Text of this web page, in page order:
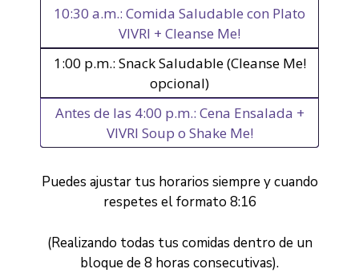
10:30 a.m.: Comida Saludable con Plato
VIVRI + Cleanse Me!
1:00 p.m.: Snack Saludable (Cleanse Me!
opcional)
Antes de las 4:00 p.m.: Cena Ensalada +
VIVRI Soup o Shake Me!
Puedes ajustar tus horarios siempre y cuando
respetes el formato 8:16
(Realizando todas tus comidas dentro de un
bloque de 8 horas consecutivas).